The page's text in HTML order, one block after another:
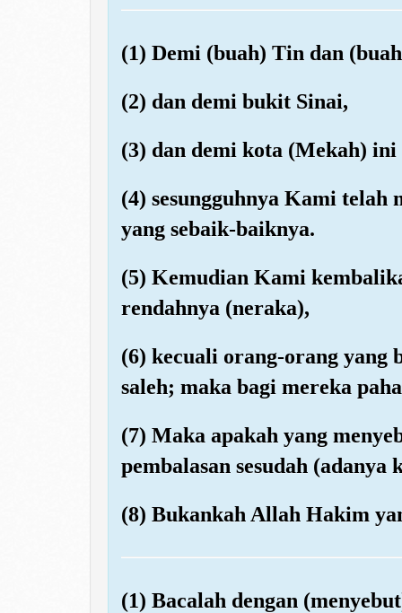
(1) Demi (buah) Tin dan
(2) dan demi bukit Sinai,
(3) dan demi kota (Mekah) ini
(4) sesungguhnya Kami telah
yang sebaik-baiknya.
(5) Kemudian Kami
rendahnya (neraka),
(6) kecuali orang-orang yang
saleh; maka bagi mereka
(7) Maka apakah yang
pembalasan sesudah
(8) Bukankah Allah Hakim
(1) Bacalah dengan